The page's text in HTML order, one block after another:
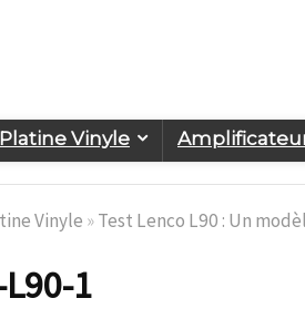
Platine Vinyle
Vinyle »Test Lenco L90 : Un
1